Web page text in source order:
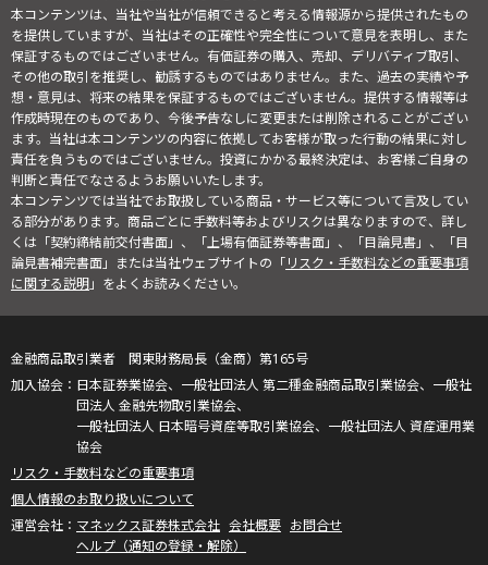
本コンテンツは、当社や当社が信頼できると考える情報源から提供されたもの
を提供していますが、当社はその正確性や完全性について意見を表明し、また
保証するものではございません。有価証券の購入、売却、デリバティブ取引、
その他の取引を推奨し、勧誘するものではありません。また、過去の実績や予
想・意見は、将来の結果を保証するものではございません。提供する情報等は
作成時現在のものであり、今後予告なしに変更または削除されることがござい
ます。当社は本コンテンツの内容に依拠してお客様が取った行動の結果に対し
責任を負うものではございません。投資にかかる最終決定は、お客様ご自身の
判断と責任でなさるようお願いいたします。
本コンテンツでは当社でお取扱している商品・サービス等について言及してい
る部分があります。商品ごとに手数料等およびリスクは異なりますので、詳し
くは「契約締結前交付書面」、「上場有価証券等書面」、「目論見書」、「目
論見書補完書面」または当社ウェブサイトの「リスク・手数料などの重要事項
に関する説明」をよくお読みください。
金融商品取引業者 関東財務局長（金商）第165号
日本証券業協会、一般社団法人 第二種金融商品取引業協会、一般社
団法人 金融先物取引業協会、
一般社団法人 日本暗号資産等取引業協会、一般社団法人 資産運用業
協会
リスク・手数料などの重要事項
個人情報のお取り扱いについて
マネックス証券株式会社 会社概要 お問合せ
ヘルプ（通知の登録・解除）